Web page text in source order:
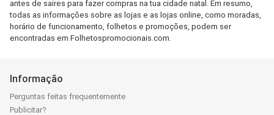
antes de saires para fazer compras na tua cidade natal. Em resumo,
todas as informações sobre as lojas e as lojas online, como moradas,
horário de funcionamento, folhetos e promoções, podem ser
encontradas em Folhetospromocionais.com.
Informação
Perguntas feitas frequentemente
Publicitar?